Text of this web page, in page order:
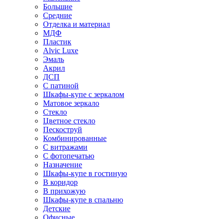
Большие
Средние
Отделка и материал
МДФ
Пластик
Alvic Luxe
Эмаль
Акрил
ДСП
С патиной
Шкафы-купе с зеркалом
Матовое зеркало
Стекло
Цветное стекло
Пескоструй
Комбинированные
С витражами
С фотопечатью
Назначение
Шкафы-купе в гостиную
В коридор
В прихожую
Шкафы-купе в спальню
Детские
Офисные